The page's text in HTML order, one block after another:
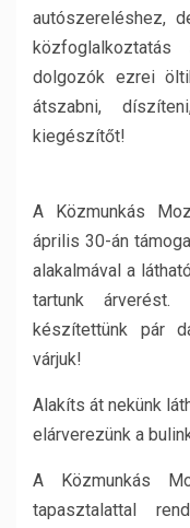
autószereléshez,
közfoglalkoztatás
dolgozók ezrei
átszabni,
kiegészítőt!
A Közmunkás
április 30-án
alakalmával a
tartunk
készítettünk pár
várjuk!
Alakíts át nekünk
elárverezünk a
A Közmunkás
tapasztalattal